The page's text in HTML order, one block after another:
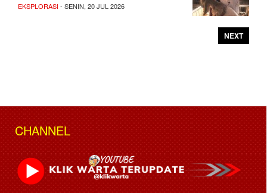
EKSPLORASI- SENIN, 20 JUL 2026
NEXT
CHANNEL